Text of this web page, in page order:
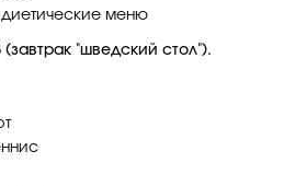
меню
(завтрак "шведский стол").